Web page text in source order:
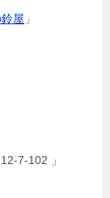
屋 」
7-102 」